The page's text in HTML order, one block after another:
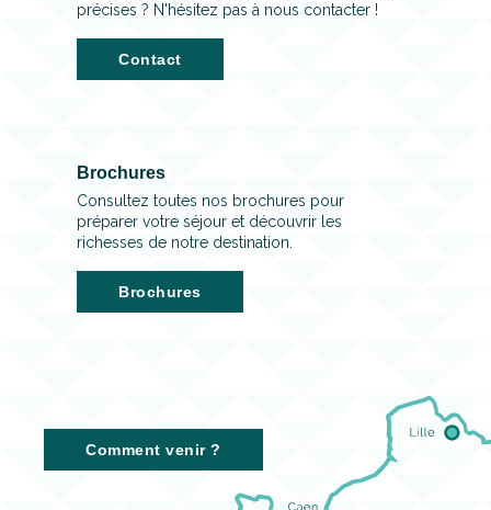
précises ? N'hésitez pas à nous contacter !
Contact
Brochures
Consultez toutes nos brochures pour
préparer votre séjour et découvrir les
richesses de notre destination.
Brochures
Comment venir ?